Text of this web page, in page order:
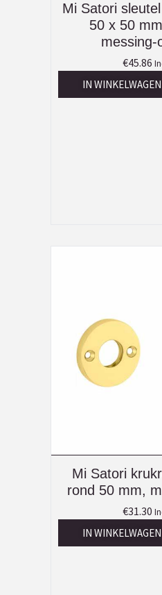
Mi Satori
50 x 50
messing-
€45.86
IN WINKELWAGEN
Mi Satori
rond 50 mm,
€31.30
IN WINKELWAGEN